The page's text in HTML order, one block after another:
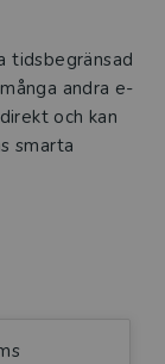
tidsbegränsad
andra e-
och kan
smarta